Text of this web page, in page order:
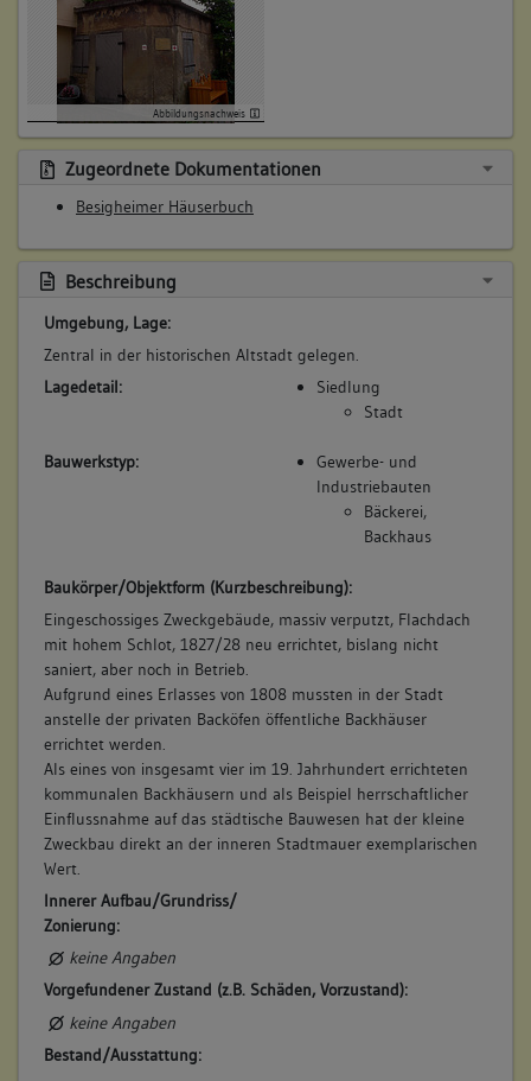
Abbildungsnachweis
Zugeordnete Dokumentationen
Besigheimer Häuserbuch
Beschreibung
Umgebung, Lage:
Zentral in der historischen Altstadt gelegen.
Lagedetail:
Siedlung
Stadt
Bauwerkstyp:
Gewerbe- und
Industriebauten
Bäckerei,
Backhaus
Baukörper/Objektform (Kurzbeschreibung):
Eingeschossiges Zweckgebäude, massiv verputzt, Flachdach
mit hohem Schlot, 1827/28 neu errichtet, bislang nicht
saniert, aber noch in Betrieb.
Aufgrund eines Erlasses von 1808 mussten in der Stadt
anstelle der privaten Backöfen öffentliche Backhäuser
errichtet werden.
Als eines von insgesamt vier im 19. Jahrhundert errichteten
kommunalen Backhäusern und als Beispiel herrschaftlicher
Einflussnahme auf das städtische Bauwesen hat der kleine
Zweckbau direkt an der inneren Stadtmauer exemplarischen
Wert.
Innerer Aufbau/Grundriss/
Zonierung:
keine Angaben
Vorgefundener Zustand (z.B. Schäden, Vorzustand):
keine Angaben
Bestand/Ausstattung: